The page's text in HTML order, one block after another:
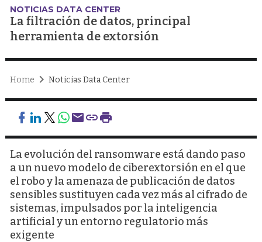
NOTICIAS DATA CENTER
La filtración de datos, principal
herramienta de extorsión
Home Noticias Data Center
La evolución del ransomware está dando paso
a un nuevo modelo de ciberextorsión en el que
el robo y la amenaza de publicación de datos
sensibles sustituyen cada vez más al cifrado de
sistemas, impulsados por la inteligencia
artificial y un entorno regulatorio más
exigente